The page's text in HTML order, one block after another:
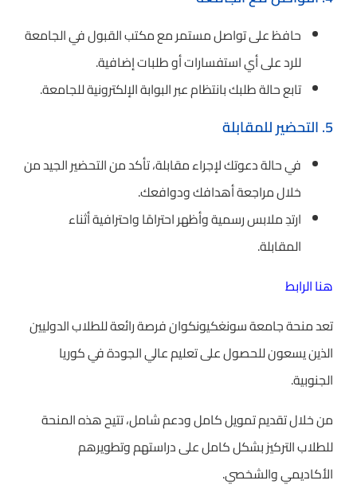
حافظ على تواصل مستمر مع مكتب القبول في الجامعة
للرد على أي استفسارات أو طلبات إضافية.
تابع حالة طلبك بانتظام عبر البوابة الإلكترونية للجامعة.
5. التحضير للمقابلة
في حالة دعوتك لإجراء مقابلة، تأكد من التحضير الجيد من
خلال مراجعة أهدافك ودوافعك.
ارتدِ ملابس رسمية وأظهر احترامًا واحترافية أثناء
المقابلة.
هنا الرابط
تعد منحة جامعة سونغكيونكوان فرصة رائعة للطلاب الدوليين
الذين يسعون للحصول على تعليم عالي الجودة في كوريا
الجنوبية.
من خلال تقديم تمويل كامل ودعم شامل، تتيح هذه المنحة
للطلاب التركيز بشكل كامل على دراستهم وتطويرهم
الأكاديمي والشخصي.